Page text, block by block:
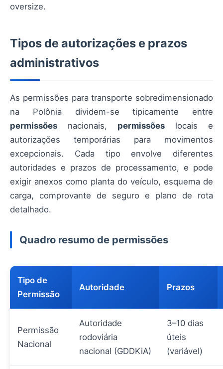
oversize.
Tipos de autorizações e prazos
administrativos
As permissões para transporte sobredimensionado
na Polônia dividem-se tipicamente entre
permissões nacionais, permissões locais e
autorizações temporárias para movimentos
excepcionais. Cada tipo envolve diferentes
autoridades e prazos de processamento, e pode
exigir anexos como planta do veículo, esquema de
carga, comprovante de seguro e plano de rota
detalhado.
Quadro resumo de permissões
Tipo de
Permissão
Autoridade Prazos
Permissão
Nacional
Autoridade
rodoviária
nacional (GDDKiA)
3–10 dias
úteis
(variável)